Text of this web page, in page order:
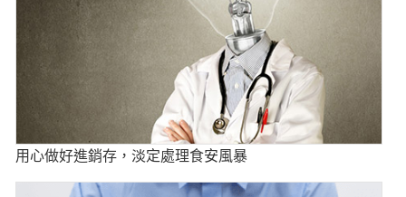
用心做好進銷存，淡定處理食安風暴